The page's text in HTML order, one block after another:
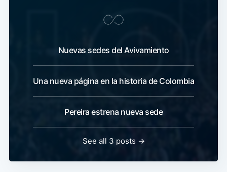
Nuevas sedes del Avivamiento
Una nueva página en la historia de Colombia
Pereira estrena nueva sede
See all 3 posts →